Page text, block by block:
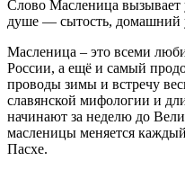
Слово Масленица вызывает
душе — сытость, домашний
Масленица – это всеми
России, а ещё и самый
проводы зимы и встречу
славянской мифологии и
начинают за неделю до
масленицы меняется
Пасхе.